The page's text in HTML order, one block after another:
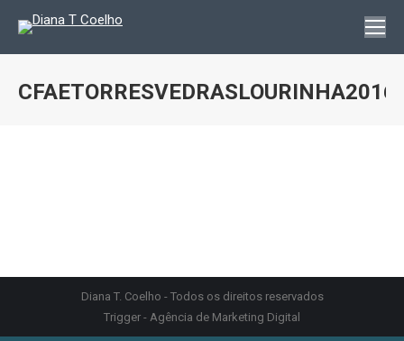
Diana T. Coelho - Todos os direitos reservados
Trigger - Agência de Marketing Digital